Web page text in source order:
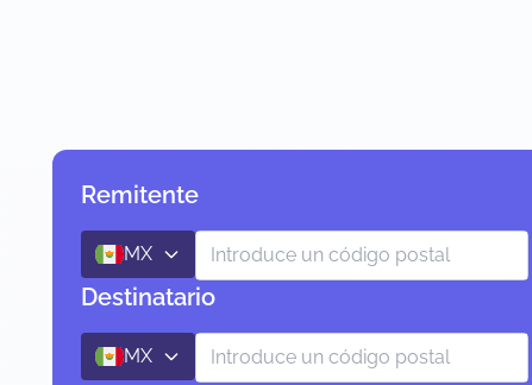
Remitente
MX
Destinatario
MX